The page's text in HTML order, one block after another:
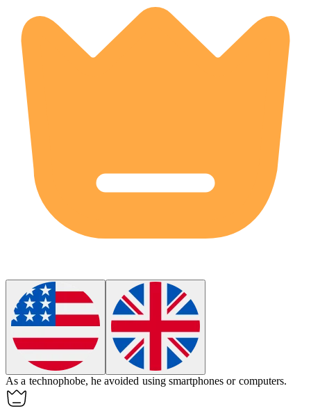
As a technophobe, he avoided using smartphones or computers.